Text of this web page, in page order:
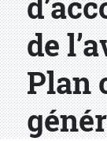
de
Plan